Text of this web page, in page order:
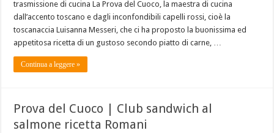
trasmissione di cucina La Prova del Cuoco, la maestra di cucina
dall’accento toscano e dagli inconfondibili capelli rossi, cioè la
toscanaccia Luisanna Messeri, che ci ha proposto la buonissima ed
appetitosa ricetta di un gustoso secondo piatto di carne, …
Continua a leggere »
Prova del Cuoco | Club sandwich al
salmone ricetta Romani